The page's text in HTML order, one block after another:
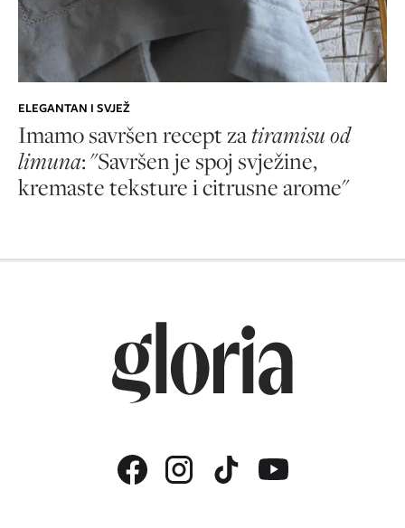
ELEGANTAN I SVJEŽ
Imamo savršen recept zatiramisu od
limuna: "Savršen je spoj svježine,
kremaste teksture i citrusne arome"